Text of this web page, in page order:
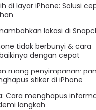
di layar iPhone: Solusi
lokasi di
tidak berbunyi & cara
dengan cepat
ruang penyimpanan:
stiker di iPhone
Cara menghapus
langkah